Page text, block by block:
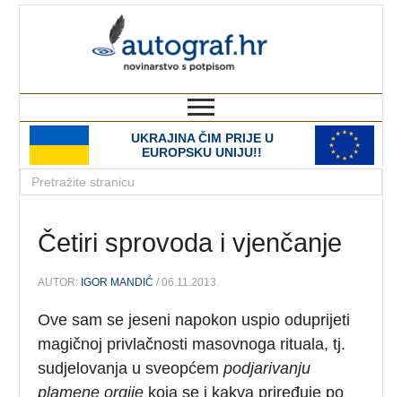
UKRAJINA ČIM PRIJE U
EUROPSKU UNIJU!!
Četiri sprovoda i vjenčanje
AUTOR: IGOR MANDIĆ / 06.11.2013.
Ove sam se jeseni napokon uspio oduprijeti
magičnoj privlačnosti masovnoga rituala, tj.
sudjelovanja u sveopćempodjarivanju
plamene orgije koja se i kakva priređuje po